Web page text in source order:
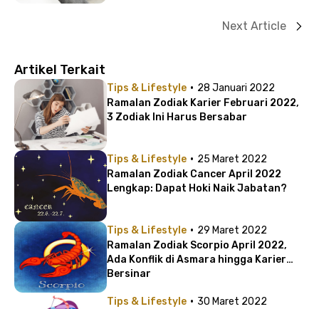
Next Article
Artikel Terkait
Tips & Lifestyle · 28 Januari 2022
Ramalan Zodiak Karier Februari 2022,
3 Zodiak Ini Harus Bersabar
Tips & Lifestyle · 25 Maret 2022
Ramalan Zodiak Cancer April 2022
Lengkap: Dapat Hoki Naik Jabatan?
Tips & Lifestyle · 29 Maret 2022
Ramalan Zodiak Scorpio April 2022,
Ada Konflik di Asmara hingga Karier
Bersinar
Tips & Lifestyle · 30 Maret 2022